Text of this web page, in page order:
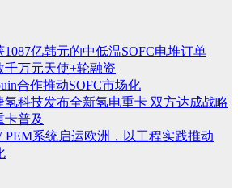
亿韩元的中低温SOFC电堆订单
千万元天使+轮融资
合作推动SOFC市场化
氢科技发布全新氢电重卡 双方达成战略
卡普及
PEM系统启运欧洲，以工程实践推动